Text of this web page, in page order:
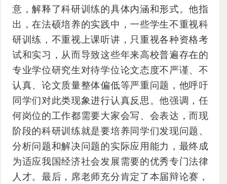
意，解释了科研训练的具体内涵和形式。他指
出，在法硕培养的实践中，一些学生不重视科
研训练，不重视上课听讲，只重视各种资格考
试和实习，从而导致这些年来高校普遍存在的
专业学位研究生对待学位论文态度不严谨、不
认真、论文质量整体偏低等严重问题，他呼吁
同学们对此类现象进行认真反思。他强调，任
何岗位的工作都需要大家会写、会表达，而现
阶段的科研训练就是要培养同学们发现问题、
分析问题和解决问题的实际应用能力，最终成
为适应我国经济社会发展需要的优秀专门法律
人才。最后，席老师充分肯定了本届辩论赛，